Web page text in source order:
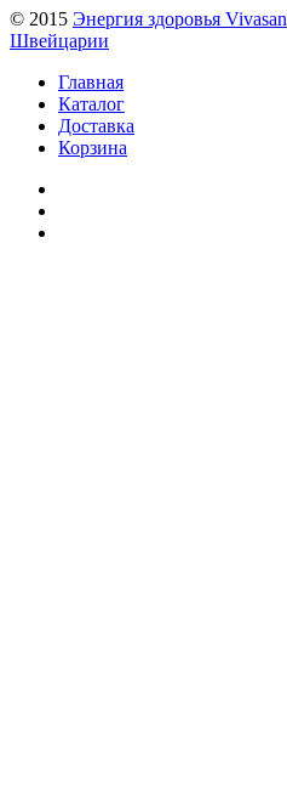
© 2015 Энергия здоровья Vivasan
Швейцарии
Главная
Каталог
Доставка
Корзина